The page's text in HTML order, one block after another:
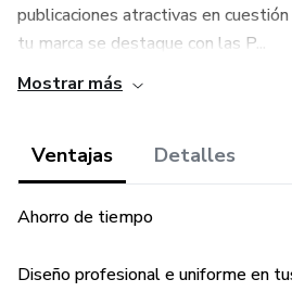
publicaciones atractivas en
tu marca se destaque con las P...
Mostrar más
Ventajas Detalles
Ahorro de tiempo
Diseño profesional e uniforme en